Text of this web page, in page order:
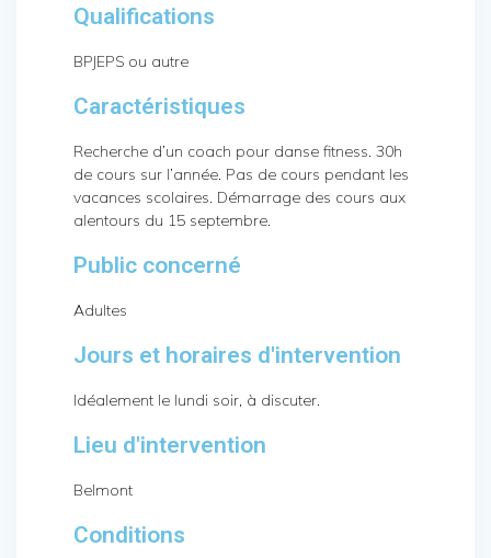
Qualifications
BPJEPS ou autre
Caractéristiques
Recherche d’un coach pour danse fitness. 30h
de cours sur l’année. Pas de cours pendant les
vacances scolaires. Démarrage des cours aux
alentours du 15 septembre.
Public concerné
Adultes
Jours et horaires d'intervention
Idéalement le lundi soir, à discuter.
Lieu d'intervention
Belmont
Conditions